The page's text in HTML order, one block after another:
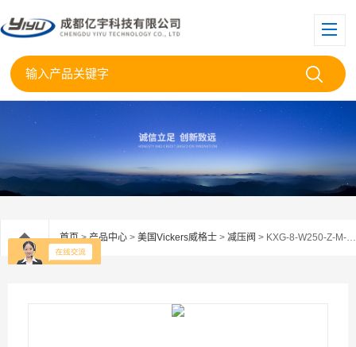
首页>产品中心 > 美国Vickers威格士 > 减压阀 > KXG-8-W250-Z-M-U-H1-10授权代理-威格士KXG-8比例减压阀02-359448